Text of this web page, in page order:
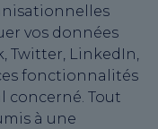
vos données
Twitter, LinkedIn,
fonctionnalités
concerné. Tout
à une